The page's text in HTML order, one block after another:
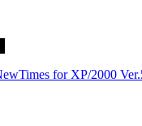
for XP/2000